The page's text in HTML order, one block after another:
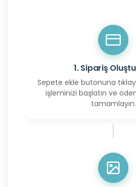
1. Sipariş
Sepete ekle butonuna
işleminizi başlatın ve
tamamlayın.